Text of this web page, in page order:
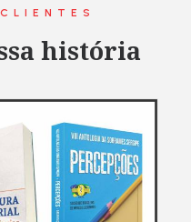
história